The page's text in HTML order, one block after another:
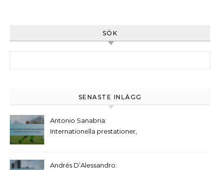
SÖK
SENASTE INLÄGG
Antonio Sanabria:
Internationella prestationer,
Andrés D’Alessandro: